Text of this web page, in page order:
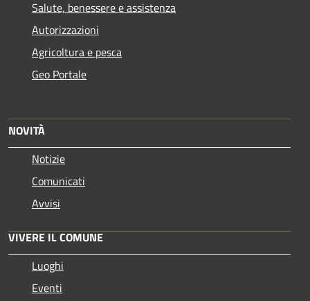
Salute, benessere e assistenza
Autorizzazioni
Agricoltura e pesca
Geo Portale
NOVITÀ
Notizie
Comunicati
Avvisi
VIVERE IL COMUNE
Luoghi
Eventi